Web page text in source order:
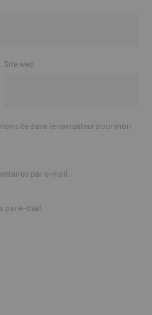
Site web
site dans le navigateur pour mon
par e-mail.
par e-mail.